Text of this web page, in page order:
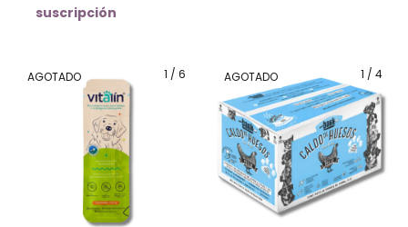
suscripción
1 / 6
AGOTADO 1 / 4
AGOTADO